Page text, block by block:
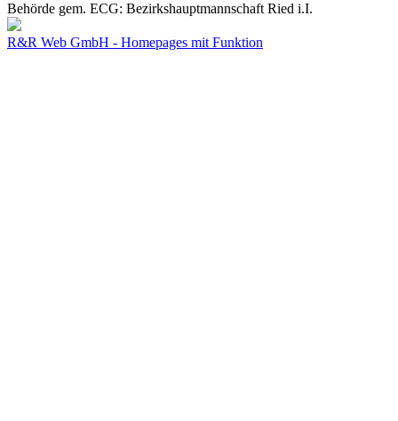
Behörde gem. ECG: Bezirkshauptmannschaft Ried i.I.
R&R Web GmbH - Homepages mit Funktion